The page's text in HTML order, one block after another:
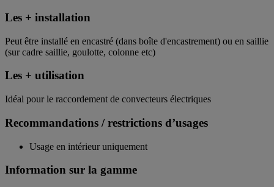
Les + installation
Peut être installé en encastré (dans boîte d'encastrement) ou en saillie
(sur cadre saillie, goulotte, colonne etc)
Les + utilisation
Idéal pour le raccordement de convecteurs électriques
Recommandations / restrictions d’usages
Usage en intérieur uniquement
Information sur la gamme